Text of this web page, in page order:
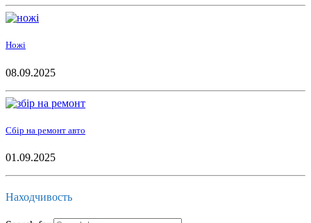
Ножі
08.09.2025
Сбір на ремонт авто
01.09.2025
Находчивость